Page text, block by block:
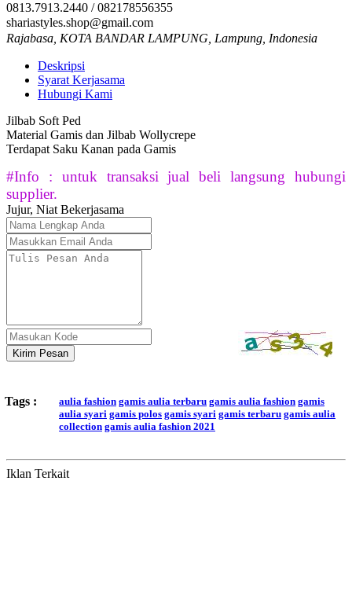
0813.7913.2440 / 082178556355
shariastyles.shop@gmail.com
Rajabasa, KOTA BANDAR LAMPUNG, Lampung, Indonesia
Deskripsi
Syarat Kerjasama
Hubungi Kami
Jilbab Soft Ped
Material Gamis dan Jilbab Wollycrepe
Terdapat Saku Kanan pada Gamis
#Info : untuk transaksi jual beli langsung hubungi
supplier.
Jujur, Niat Bekerjasama
Kirim Pesan
Tags : aulia fashion gamis aulia terbaru gamis aulia fashion gamis
aulia syari gamis polos gamis syari gamis terbaru gamis aulia
collection gamis aulia fashion 2021
Iklan Terkait